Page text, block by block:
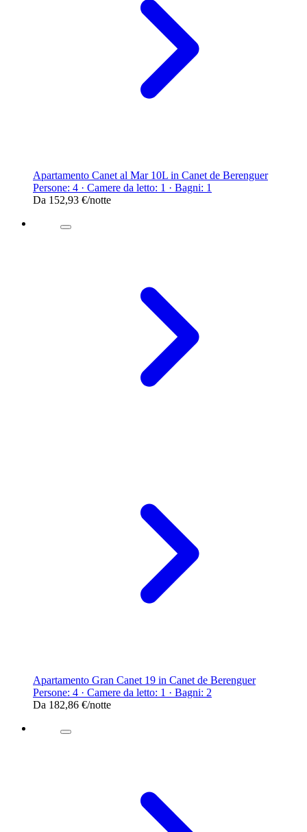
Apartamento Canet al Mar 10L in Canet de Berenguer
Persone: 4 · Camere da letto: 1 · Bagni: 1
Da 152,93 €/notte
Apartamento Gran Canet 19 in Canet de Berenguer
Persone: 4 · Camere da letto: 1 · Bagni: 2
Da 182,86 €/notte